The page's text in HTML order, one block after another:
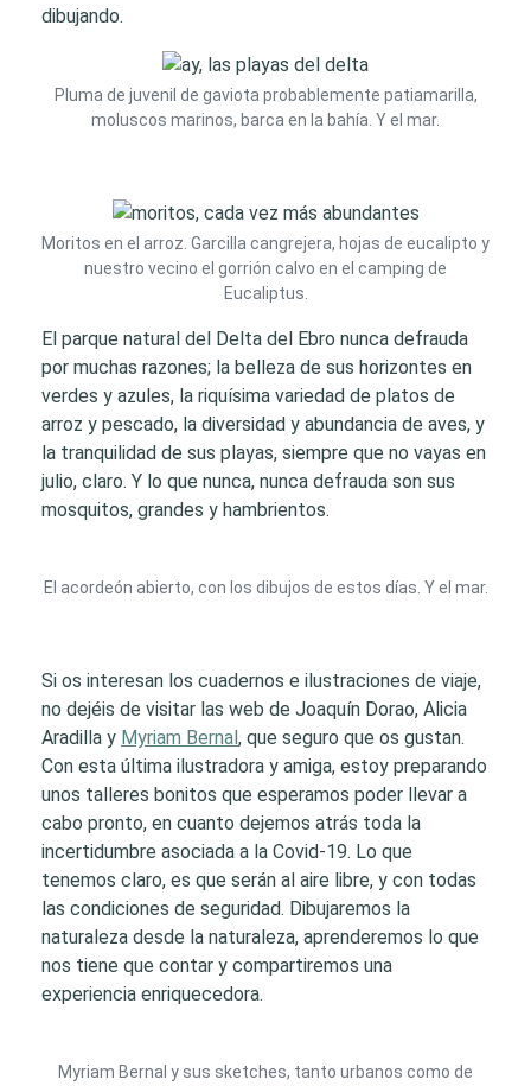
dibujando.
Pluma de juvenil de gaviota probablemente patiamarilla,
moluscos marinos, barca en la bahía. Y el mar.
Moritos en el arroz. Garcilla cangrejera, hojas de eucalipto y
nuestro vecino el gorrión calvo en el camping de
Eucaliptus.
El parque natural del Delta del Ebro nunca defrauda
por muchas razones; la belleza de sus horizontes en
verdes y azules, la riquísima variedad de platos de
arroz y pescado, la diversidad y abundancia de aves, y
la tranquilidad de sus playas, siempre que no vayas en
julio, claro. Y lo que nunca, nunca defrauda son sus
mosquitos, grandes y hambrientos.
El acordeón abierto, con los dibujos de estos días. Y el mar.
Si os interesan los cuadernos e ilustraciones de viaje,
no dejéis de visitar las web de Joaquín Dorao, Alicia
Aradilla y Myriam Bernal , que seguro que os gustan.
Con esta última ilustradora y amiga, estoy preparando
unos talleres bonitos que esperamos poder llevar a
cabo pronto, en cuanto dejemos atrás toda la
incertidumbre asociada a la Covid-19. Lo que
tenemos claro, es que serán al aire libre, y con todas
las condiciones de seguridad. Dibujaremos la
naturaleza desde la naturaleza, aprenderemos lo que
nos tiene que contar y compartiremos una
experiencia enriquecedora.
Myriam Bernal y sus sketches, tanto urbanos como de